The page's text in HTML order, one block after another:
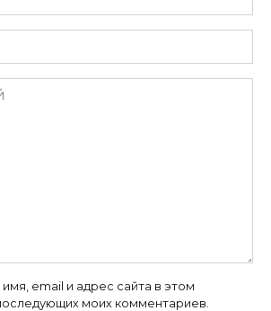
email и адрес сайта в этом
моих комментариев.